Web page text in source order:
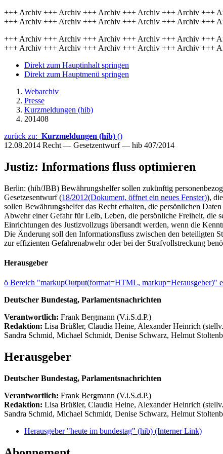
+++ Archiv +++ Archiv +++ Archiv +++ Archiv +++ Archiv +++
+++ Archiv +++ Archiv +++ Archiv +++ Archiv +++ Archiv +++
+++ Archiv +++ Archiv +++ Archiv +++ Archiv +++ Archiv +++
+++ Archiv +++ Archiv +++ Archiv +++ Archiv +++ Archiv +++
Direkt zum Hauptinhalt springen
Direkt zum Hauptmenü springen
Webarchiv
Presse
Kurzmeldungen (hib)
201408
zurück zu: Kurzmeldungen (hib) ()
12.08.2014 Recht — Gesetzentwurf — hib 407/2014
Justiz: Informations fluss optimieren
Berlin: (hib/JBB) Bewährungshelfer sollen zukünftig
Gesetzesentwurf (18/2012(Dokument, öffnet ein neues Fenster)),
sollen Bewährungshelfer das Recht erhalten, die persönlichen
Abwehr einer Gefahr für Leib, Leben, die persönliche Freiheit, die
Einrichtungen des Justizvollzugs übersandt werden, wenn die
Die Änderung soll den Informationsfluss zwischen den beteiligten
zur effizienten Gefahrenabwehr oder bei der Strafvollstreckung
Herausgeber
ö Bereich "markupOutput(format=HTML, markup=Herausgeber)"
Deutscher Bundestag, Parlamentsnachrichten
Verantwortlich: Frank Bergmann (V.i.S.d.P.)
Redaktion: Lisa Brüßler, Claudia Heine, Alexander Heinrich
Sandra Schmid, Michael Schmidt, Denise Schwarz, Helmut
Herausgeber
Deutscher Bundestag, Parlamentsnachrichten
Verantwortlich: Frank Bergmann (V.i.S.d.P.)
Redaktion: Lisa Brüßler, Claudia Heine, Alexander Heinrich
Sandra Schmid, Michael Schmidt, Denise Schwarz, Helmut
Herausgeber "heute im bundestag" (hib) (Interner Link)